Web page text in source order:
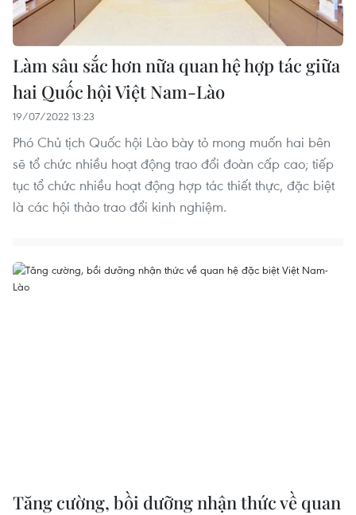
Làm sâu sắc hơn nữa quan hệ hợp tác giữa
hai Quốc hội Việt Nam-Lào
19/07/2022 13:23
Phó Chủ tịch Quốc hội Lào bày tỏ mong muốn hai bên
sẽ tổ chức nhiều hoạt động trao đổi đoàn cấp cao; tiếp
tục tổ chức nhiều hoạt động hợp tác thiết thực, đặc biệt
là các hội thảo trao đổi kinh nghiệm.
Tăng cường, bồi dưỡng nhận thức về quan